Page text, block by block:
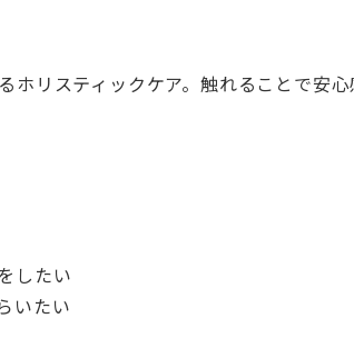
ホリスティックケア。触れることで安
したい
いたい